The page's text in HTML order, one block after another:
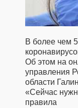
В более чем
Об этом на
управления
области
«Сейчас
правила